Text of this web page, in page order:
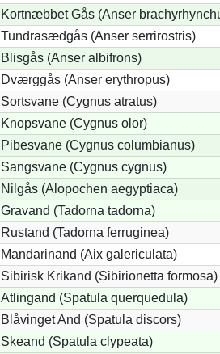
Kortnæbbet Gås (Anser
Tundrasædgås (Anser serrirostris)
Blisgås (Anser albifrons)
Dværggås (Anser erythropus)
Sortsvane (Cygnus atratus)
Knopsvane (Cygnus olor)
Pibesvane (Cygnus columbianus)
Sangsvane (Cygnus cygnus)
Nilgås (Alopochen aegyptiaca)
Gravand (Tadorna tadorna)
Rustand (Tadorna ferruginea)
Mandarinand (Aix galericulata)
Sibirisk Krikand (Sibirionetta formosa)
Atlingand (Spatula querquedula)
Blåvinget And (Spatula discors)
Skeand (Spatula clypeata)